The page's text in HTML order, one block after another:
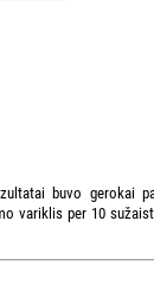
buvo gerokai
variklis per 10